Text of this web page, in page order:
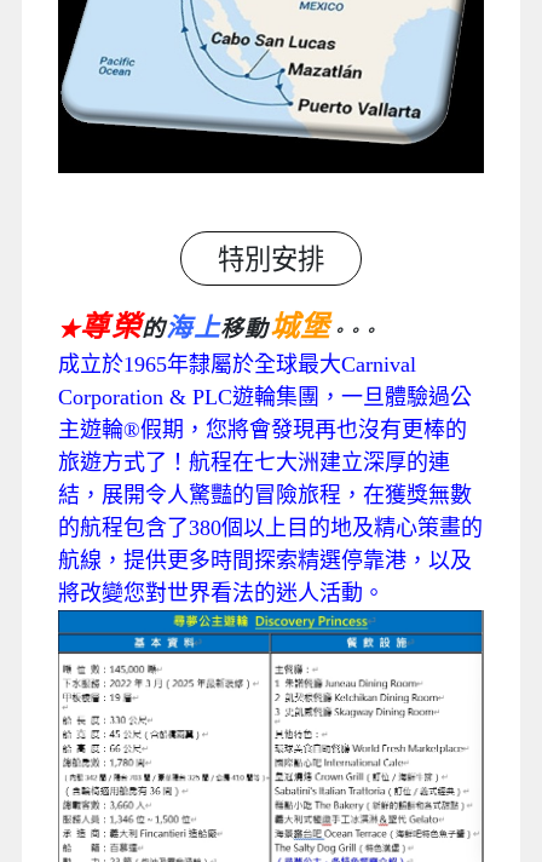
特別安排
★尊榮的海上移動城堡。。。
成立於1965年隸屬於全球最大Carnival
Corporation & PLC遊輪集團，一旦體驗過公
主遊輪®假期，您將會發現再也沒有更棒的
旅遊方式了！航程在七大洲建立深厚的連
結，展開令人驚豔的冒險旅程，在獲獎無數
的航程包含了380個以上目的地及精心策畫的
航線，提供更多時間探索精選停靠港，以及
將改變您對世界看法的迷人活動。